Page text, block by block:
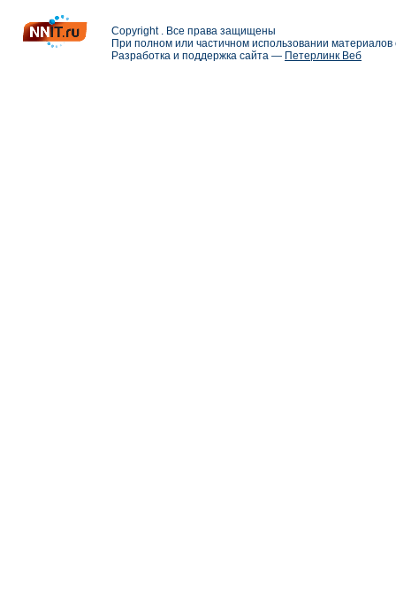
Copyright . Все права защищены
При полном или частичном использовании
Разработка и поддержка сайта — Петерлинк Веб